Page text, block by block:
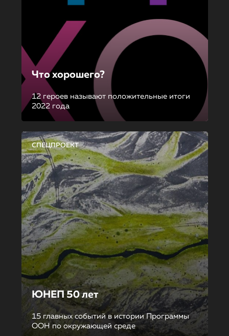
Что хорошего?
12 героев называют положительные итоги
2022 года
СПЕЦПРОЕКТ
ЮНЕП 50 лет
15 главных событий в истории Программы
ООН по окружающей среде